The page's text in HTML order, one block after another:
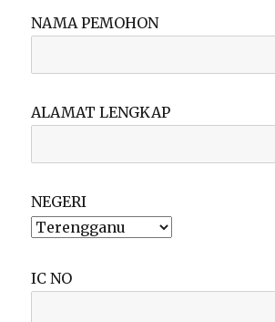
NAMA PEMOHON
ALAMAT LENGKAP
NEGERI
IC NO